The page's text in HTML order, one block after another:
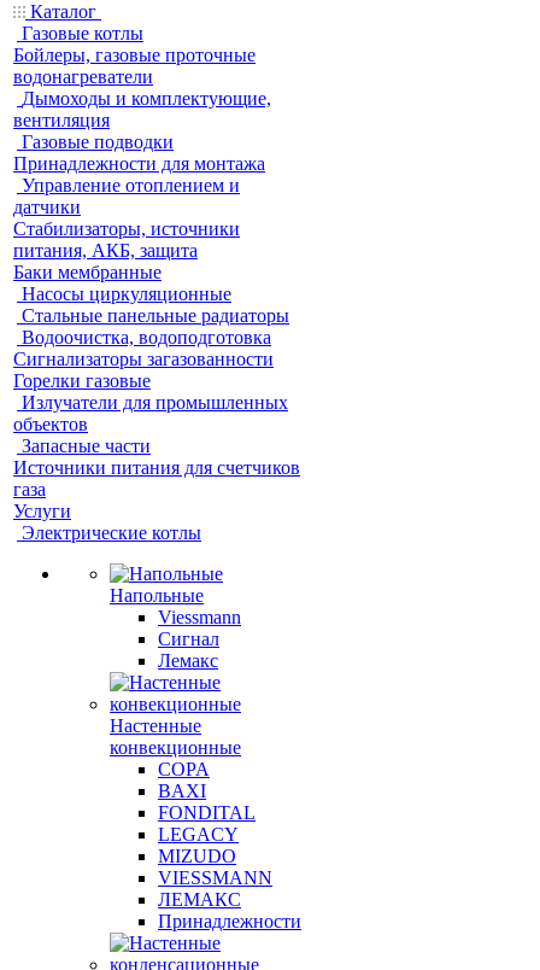
Каталог
Газовые котлы
Бойлеры, газовые проточные
водонагреватели
Дымоходы и комплектующие,
вентиляция
Газовые подводки
Принадлежности для монтажа
Управление отоплением и
датчики
Стабилизаторы, источники
питания, АКБ, защита
Баки мембранные
Насосы циркуляционные
Стальные панельные радиаторы
Водоочистка, водоподготовка
Сигнализаторы загазованности
Горелки газовые
Излучатели для промышленных
объектов
Запасные части
Источники питания для счетчиков
газа
Услуги
Электрические котлы
Напольные
Viessmann
Сигнал
Лемакс
Настенные
конвекционные
COPA
BAXI
FONDITAL
LEGACY
MIZUDO
VIESSMANN
ЛЕМАКС
Принадлежности